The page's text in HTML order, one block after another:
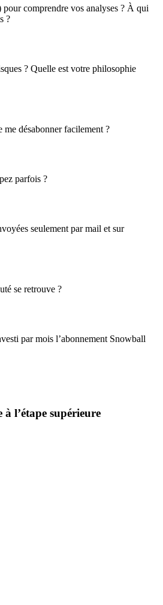
comprendre vos analyses ? À qui
?
? Quelle est votre philosophie
désabonner facilement ?
parfois ?
seulement par mail et sur
se retrouve ?
par mois l’abonnement Snowball
l’étape supérieure